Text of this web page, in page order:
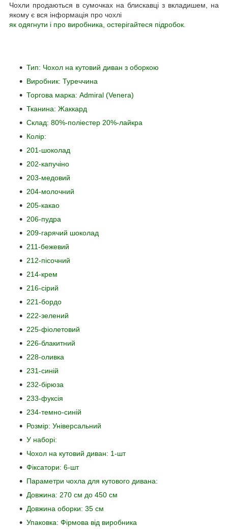
Чохли продаються в сумочках на блискавці з вкладишем, на
якому є вся інформація про чохлі
як одягнути і про виробника, остерігайтеся підробок.
Тип: Чохол на кутовий диван з оборкою
Виробник: Туреччина
Торгова марка: Admiral (Venera)
Тканина: Жаккард
Склад: 80%-поліестер 20%-лайкра
Колір:
201-шоколад
202-капучіно
203-медовий
204-молочний
205-какао
206-пудра
209-гарячий шоколад
211-бежевий
212-пісочний
214-крем
216-сірий
221-бордо
222-зелений
225-фіолетовий
226-блакитний
228-оливка
231-синій
232-бірюза
233-фуксія
234-темно-синій
Розмір: Універсальний
У наборі:
Чохол на кутовий диван: 1-шт
Фіксатори: 6-шт
Параметри чохла для кутового дивана:
Довжина: 270 см до 450 см
Довжина оборки: 35 см
Упаковка: Фірмова від виробника